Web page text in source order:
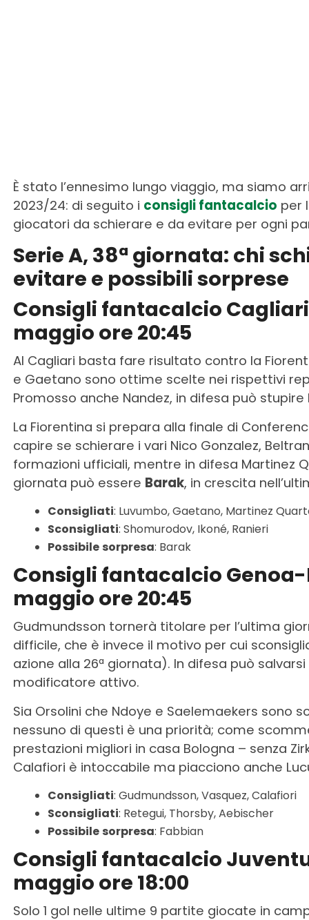
È stato l’ennesimo lungo viaggio, ma siamo
2023/24: di seguito i consigli fantacalcio per
giocatori da schierare e da evitare per ogni
Serie A, 38ª giornata: chi
evitare e possibili sorprese
Consigli fantacalcio
maggio ore 20:45
Al Cagliari basta fare risultato contro la
e Gaetano sono ottime scelte nei rispettivi
Promosso anche Nandez, in difesa può stupire
La Fiorentina si prepara alla finale di
capire se schierare i vari Nico Gonzalez,
formazioni ufficiali, mentre in difesa Martinez
giornata può essere Barak, in crescita
Consigliati: Luvumbo, Gaetano, Martinez
Sconsigliati: Shomurodov, Ikoné, Ranieri
Possibile sorpresa: Barak
Consigli fantacalcio
maggio ore 20:45
Gudmundsson tornerà titolare per l’ultima
difficile, che è invece il motivo per cui
azione alla 26ª giornata). In difesa può
modificatore attivo.
Sia Orsolini che Ndoye e Saelemaekers sono
nessuno di questi è una priorità; come
prestazioni migliori in casa Bologna – senza
Calafiori è intoccabile ma piacciono anche
Consigliati: Gudmundsson, Vasquez, Calafiori
Sconsigliati: Retegui, Thorsby, Aebischer
Possibile sorpresa: Fabbian
Consigli fantacalcio
maggio ore 18:00
Solo 1 gol nelle ultime 9 partite giocate in